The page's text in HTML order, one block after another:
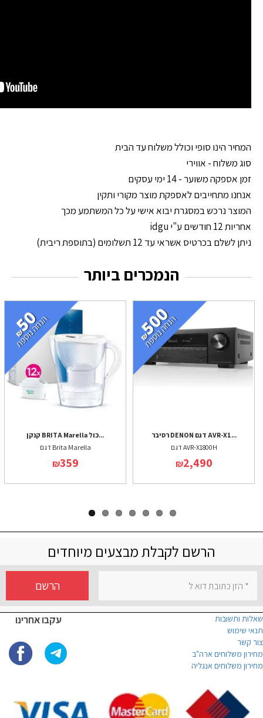
המחיר הינו סופי וכולל משלוח עד הבית
סוג משלוח - אווירי
זמן אספקה משוער - 14 ימי עסקים
אנחנו מתחייבים לאספקת מוצר מקורי ותקין
המוצר נרכש במסגרת יבוא אישי על כל המשתמע מכך
אחריות 12 חודשים ע"י idgu
ניתן לשלם בכרטיס אשראי עד 12 תשלומים (בתוספת ריבית)
הנמכרים ביותר
קנקן BRITA Marella כול...
דגם Brita Marella
₪359
רסיבר DENON דגם AVR-X1...
דגם AVR-X1800H
₪2,490
הרשם לקבלת מבצעים מיוחדים
הרשם
עקבו אחרינו
שאלות ותשובות
תנאי שימוש
צור קשר
מחירון משלוחים ארה"ב
מחירון משלוחים אנגליה